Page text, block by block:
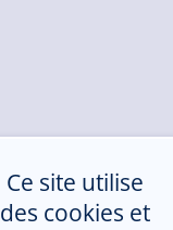
Ce site utilise
des cookies et